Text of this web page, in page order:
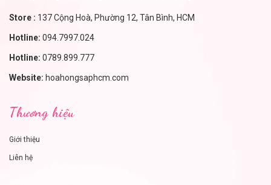
Store : 137 Cộng Hoà, Phường 12, Tân Bình, HCM
Hotline: 094.7997.024
Hotline: 0789.899.777
Website: hoahongsaphcm.com
Thương hiệu
Giới thiệu
Liên hệ